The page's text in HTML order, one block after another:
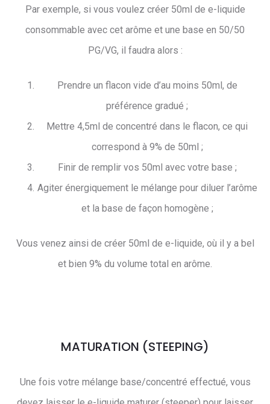
Par exemple, si vous voulez créer 50ml de e-liquide
consommable avec cet arôme et une base en 50/50
PG/VG, il faudra alors :
Prendre un flacon vide d’au moins 50ml, de
préférence gradué ;
Mettre 4,5ml de concentré dans le flacon, ce qui
correspond à 9% de 50ml ;
Finir de remplir vos 50ml avec votre base ;
Agiter énergiquement le mélange pour diluer l’arôme
et la base de façon homogène ;
Vous venez ainsi de créer 50ml de e-liquide, où il y a bel
et bien 9% du volume total en arôme.
MATURATION (STEEPING)
Une fois votre mélange base/concentré effectué, vous